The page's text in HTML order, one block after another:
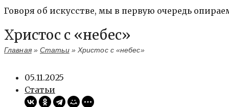
Говоря об искусстве, мы в первую очередь
Христос с «небес»
Главная»Статьи» Христос с «небес»
05.11.2025
Статьи